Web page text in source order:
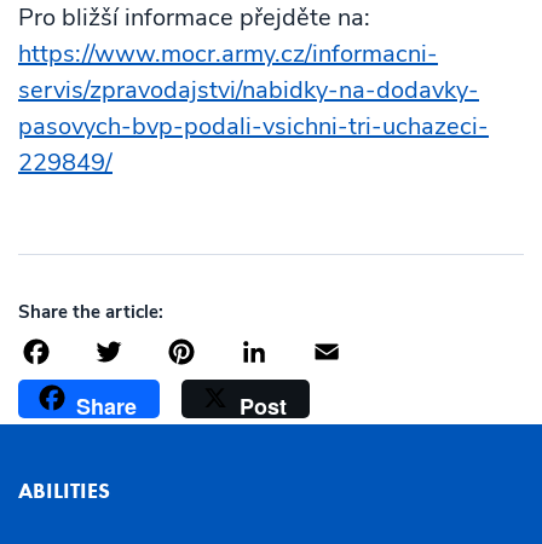
Pro bližší informace přejděte na:
https://www.mocr.army.cz/informacni-
servis/zpravodajstvi/nabidky-na-dodavky-
pasovych-bvp-podali-vsichni-tri-uchazeci-
229849/
Share the article:
FacebookTwitterPinterestLinkedIn
Share Post
ABILITIES